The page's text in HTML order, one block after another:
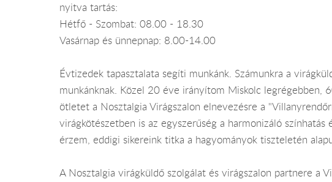
nyitva tartás:
Hétfő - Szombat: 08.00 - 18.30
Vasárnap és ünnepnap: 8.00-14.00
Évtizedek tapasztalata segíti munkánk. Számunkra a
munkánknak. Közel 20 éve irányítom Miskolc legrégebben,
ötletet a Nosztalgia Virágszalon elnevezésre a
virágkötészetben is az egyszerűség a harmonizáló
érzem, eddigi sikereink titka a hagyományok tiszteletén
A Nosztalgia virágküldő szolgálat és virágszalon partnere a